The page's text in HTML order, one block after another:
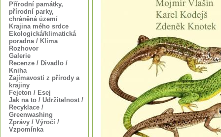
Přírodní památky,
přírodní parky,
chráněná území
Krajina mého srdce
Ekologická/klimatická
poradna / Klima
Rozhovor
Galerie
Recenze / Divadlo /
Kniha
Zajímavosti z přírody a
krajiny
Fejeton / Esej
Jak na to / Udržitelnost /
Recyklace /
Greenwashing
Zprávy / Výročí /
Vzpomínka